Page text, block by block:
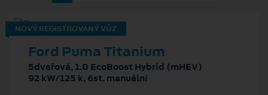
NOVÝ REGISTROVANÝ VŮZ
Ford Puma Titanium
5dveřová, 1.0 EcoBoost Hybrid (mHEV)
92 kW/125 k, 6st. manuální